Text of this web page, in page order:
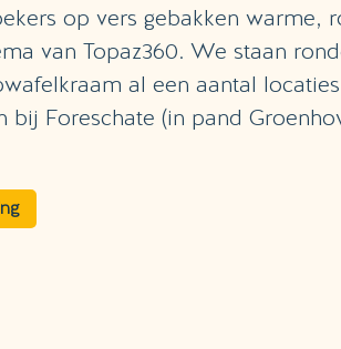
op vers gebakken warme,
van Topaz360. We staan
al een aantal
Foreschate (in pand